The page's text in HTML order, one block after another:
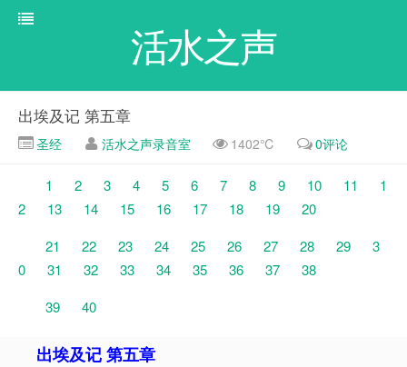
活水之声
出埃及记 第五章
圣经 活水之声录音室 1402℃ 0评论
1 2 3 4 5 6 7 8 9 10 11
1
2
13 14 15 16 17 18 19
20
21
22 23 24 25 26 27 28 29
3
0
31 32 33 34 35 36 37
38
39
40
出埃及记 第五章